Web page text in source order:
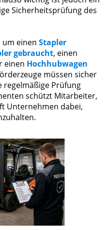
Sicherheitsprüfung des
um einen Stapler
gebraucht, einen
einen Hochhubwagen
müssen sicher
regelmäßige Prüfung
schützt Mitarbeiter,
Unternehmen dabei,